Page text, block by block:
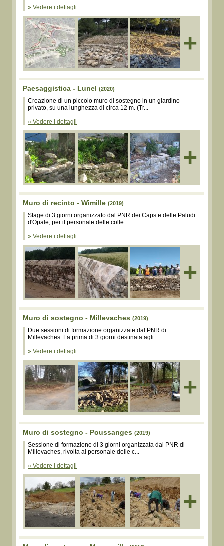
» Vedere i dettagli
+
Paesaggistica - Lunel (2020)
Creazione di un piccolo muro di sostegno in un giardino
privato, su una lunghezza di circa 12 m. (Tr...
» Vedere i dettagli
+
Muro di recinto - Wimille (2019)
Stage di 3 giorni organizzato dal PNR dei Caps e delle Paludi
d'Opale, per il personale delle colle...
» Vedere i dettagli
+
Muro di sostegno - Millevaches (2019)
Due sessioni di formazione organizzate dal PNR di
Millevaches. La prima di 3 giorni destinata agli ...
» Vedere i dettagli
+
Muro di sostegno - Poussanges (2019)
Sessione di formazione di 3 giorni organizzata dal PNR di
Millevaches, rivolta al personale delle c...
» Vedere i dettagli
+